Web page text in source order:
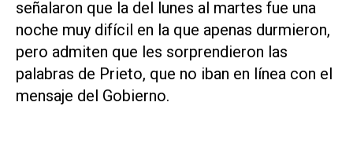
señalaron que la del lunes al martes fue una
noche muy difícil en la que apenas durmieron,
pero admiten que les sorprendieron las
palabras de Prieto, que no iban en línea con el
mensaje del Gobierno.